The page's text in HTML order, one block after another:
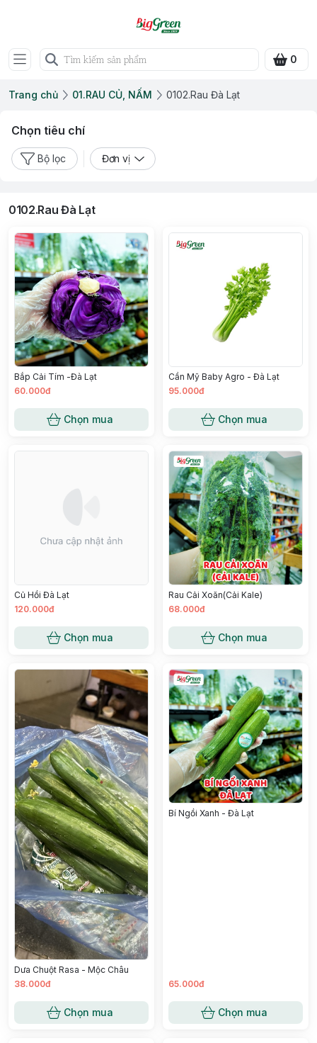
0
Trang chủ 01.RAU CỦ, NẤM 0102.Rau Đà Lạt
Chọn tiêu chí
Bộ lọc Đơn vị
0102.Rau Đà Lạt
Bắp Cải Tím -Đà Lạt
60.000đ
Chọn mua
Cần Mỹ Baby Agro - Đà Lạt
95.000đ
Chọn mua
Củ Hồi Đà Lạt
120.000đ
Chọn mua
Rau Cải Xoăn(Cải Kale)
68.000đ
Chọn mua
Dưa Chuột Rasa - Mộc Châu
38.000đ
Chọn mua
Bí Ngồi Xanh - Đà Lạt
65.000đ
Chọn mua